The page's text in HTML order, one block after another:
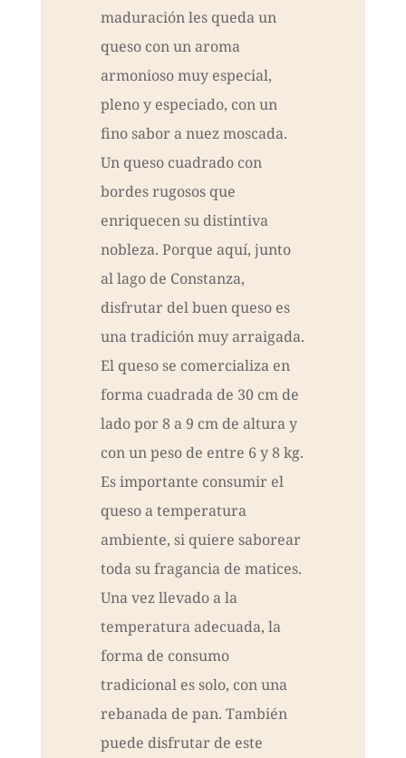
maduración les queda un
queso con un aroma
armonioso muy especial,
pleno y especiado, con un
fino sabor a nuez moscada.
Un queso cuadrado con
bordes rugosos que
enriquecen su distintiva
nobleza. Porque aquí, junto
al lago de Constanza,
disfrutar del buen queso es
una tradición muy arraigada.
El queso se comercializa en
forma cuadrada de 30 cm de
lado por 8 a 9 cm de altura y
con un peso de entre 6 y 8 kg.
Es importante consumir el
queso a temperatura
ambiente, si quiere saborear
toda su fragancia de matices.
Una vez llevado a la
temperatura adecuada, la
forma de consumo
tradicional es solo, con una
rebanada de pan. También
puede disfrutar de este